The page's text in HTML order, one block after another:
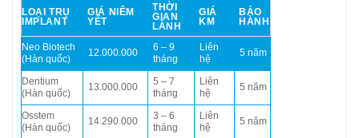
LOẠI TRỤ
IMPLANT
GIÁ NIÊM
YẾT
THỜI
GIAN
LÀNH
GIÁ
KM
BẢO
HÀNH
Neo Biotech
(Hàn quốc)
12.000.000
6 – 9
tháng
Liên
hệ
5 năm
Dentium
(Hàn quốc)
13.000.000
5 – 7
tháng
Liên
hệ
5 năm
Osstem
(Hàn quốc)
14.290.000
3 – 6
tháng
Liên
hệ
5 năm